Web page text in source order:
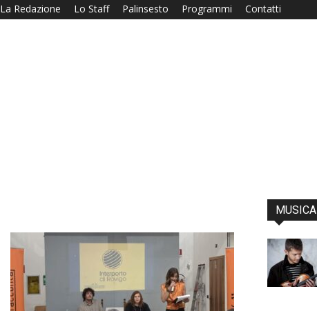
La Redazione Lo Staff Palinsesto Programmi Contatti
MUSICA